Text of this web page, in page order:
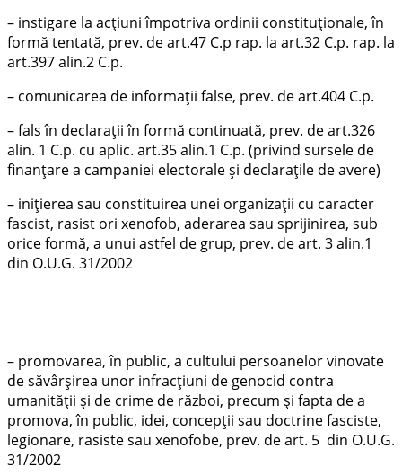
– instigare la acțiuni împotriva ordinii constituționale, în
formă tentată, prev. de art.47 C.p rap. la art.32 C.p. rap. la
art.397 alin.2 C.p.
– comunicarea de informații false, prev. de art.404 C.p.
– fals în declarații în formă continuată, prev. de art.326
alin. 1 C.p. cu aplic. art.35 alin.1 C.p. (privind sursele de
finanțare a campaniei electorale și declarațile de avere)
– iniţierea sau constituirea unei organizaţii cu caracter
fascist, rasist ori xenofob, aderarea sau sprijinirea, sub
orice formă, a unui astfel de grup, prev. de art. 3 alin.1
din O.U.G. 31/2002
– promovarea, în public, a cultului persoanelor vinovate
de săvârşirea unor infracţiuni de genocid contra
umanităţii şi de crime de război, precum şi fapta de a
promova, în public, idei, concepţii sau doctrine fasciste,
legionare, rasiste sau xenofobe, prev. de art. 5 din O.U.G.
31/2002